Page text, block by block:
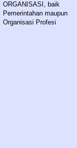
ORGANISASI, baik
Pemerintahan maupun
Organisasi Profesi